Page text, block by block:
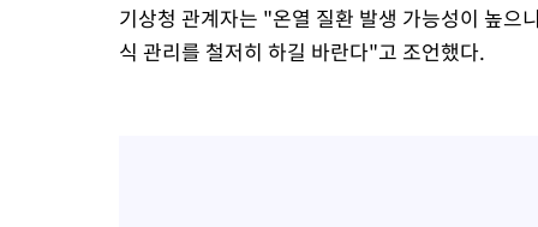
기상청 관계자는 "온열 질환 발생 가능성이 높으
식 관리를 철저히 하길 바란다"고 조언했다.